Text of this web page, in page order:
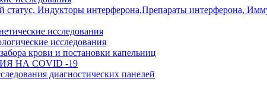
статус, Индукторы интерферона,Препараты интерферона,
исследования
исследования
крови и постановки капельниц
НА COVID -19
диагностических панелей